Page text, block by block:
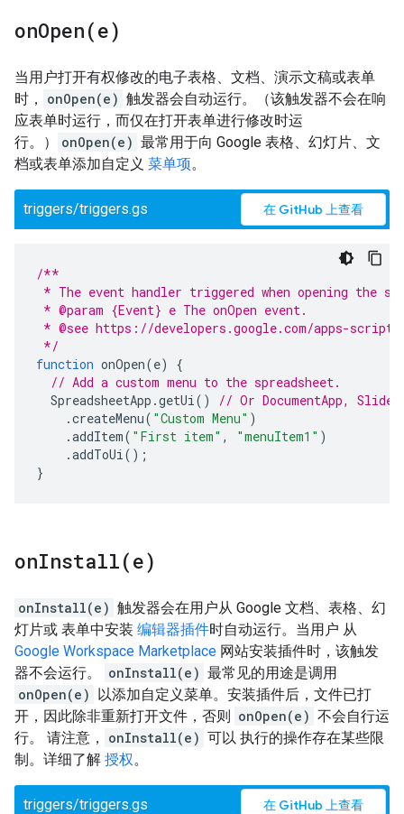
onOpen(e)
当用户打开有权修改的电子表格、文档、演示文稿或表单
时，
onOpen(e) 触发器会自动运行。（该触发器不会在响
应表单时运行，而仅在打开表单进行修改时运
行。）
onOpen(e) 最常用于向 Google 表格、幻灯片、文
档或表单添加自定义 菜单项。
triggers/triggers.gs 在 GitHub 上查看
/**
* The event handler triggered when opening the
* @param {Event} e The onOpen event.
* @see https://developers.google.com/apps-script/
*/
function onOpen(e)
{
// Add a custom menu to the spreadsheet.
SpreadsheetApp .getUi()
// Or DocumentApp,
.createMenu( "Custom Menu" )
.addItem( "First item" , "menuItem1" )
.addToUi();
}
onInstall(e)
onInstall(e) 触发器会在用户从 Google 文档、表格、幻
灯片或 表单中安装 编辑器插件时自动运行。当用户 从
Google Workspace Marketplace 网站安装插件时，该触发
器不会运行。
onInstall(e) 最常见的用途是调用
onOpen(e) 以添加自定义菜单。安装插件后，文件已打
开，因此除非重新打开文件，否则 onOpen(e) 不会自行运
行。 请注意，
onInstall(e) 可以 执行的操作存在某些限
制。详细了解 授权。
triggers/triggers.gs 在 GitHub 上查看